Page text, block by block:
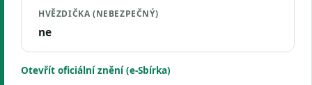
HVĚZDIČKA (NEBEZPEČNÝ)
ne
Otevřít oficiální znění (e-Sbírka)